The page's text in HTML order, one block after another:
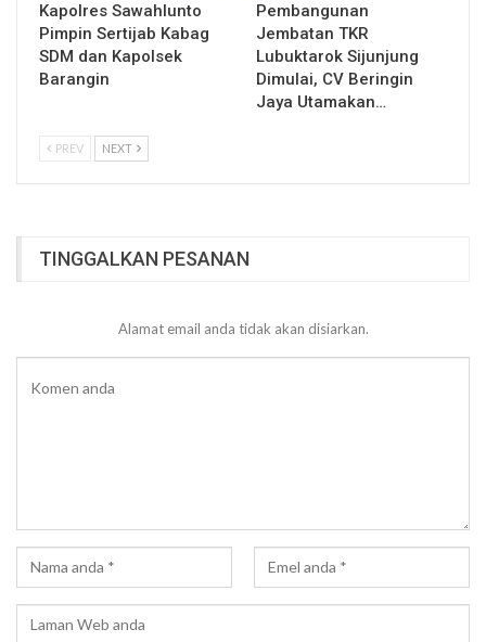
Kapolres Sawahlunto
Pimpin Sertijab Kabag
SDM dan Kapolsek
Barangin
Pembangunan
Jembatan TKR
Lubuktarok Sijunjung
Dimulai, CV Beringin
Jaya Utamakan…
PREV NEXT
TINGGALKAN PESANAN
Alamat email anda tidak akan disiarkan.